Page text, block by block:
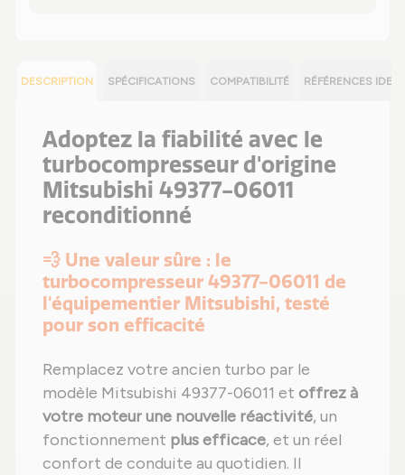
DESCRIPTION SPÉCIFICATIONS COMPATIBILITÉ RÉFÉRENCES
Adoptez la fiabilité avec le
turbocompresseur d'origine
Mitsubishi 49377-06011
reconditionné
💨 Une valeur sûre : le
turbocompresseur 49377-06011 de
l'équipementier Mitsubishi, testé
pour son efficacité
Remplacez votre ancien turbo par le
modèle Mitsubishi 49377-06011 et offrez à
votre moteur une nouvelle réactivité, un
fonctionnement plus efficace, et un réel
confort de conduite au quotidien. Il